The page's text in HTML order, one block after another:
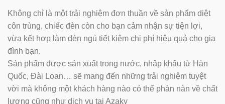
Không chỉ là một trải nghiệm đơn thuần về sản phẩm diệt
côn trùng, chiếc đèn còn cho bạn cảm nhận sự tiện lợi,
vừa kết hợp làm đèn ngủ tiết kiệm chi phí hiệu quả cho gia
đình bạn.
Sản phẩm được sản xuất trong nước, nhập khẩu từ Hàn
Quốc, Đài Loan… sẽ mang đến những trải nghiệm tuyệt
vời mà không một khách hàng nào có thể phàn nàn về chất
lượng cũng như dịch vụ tại Azaky